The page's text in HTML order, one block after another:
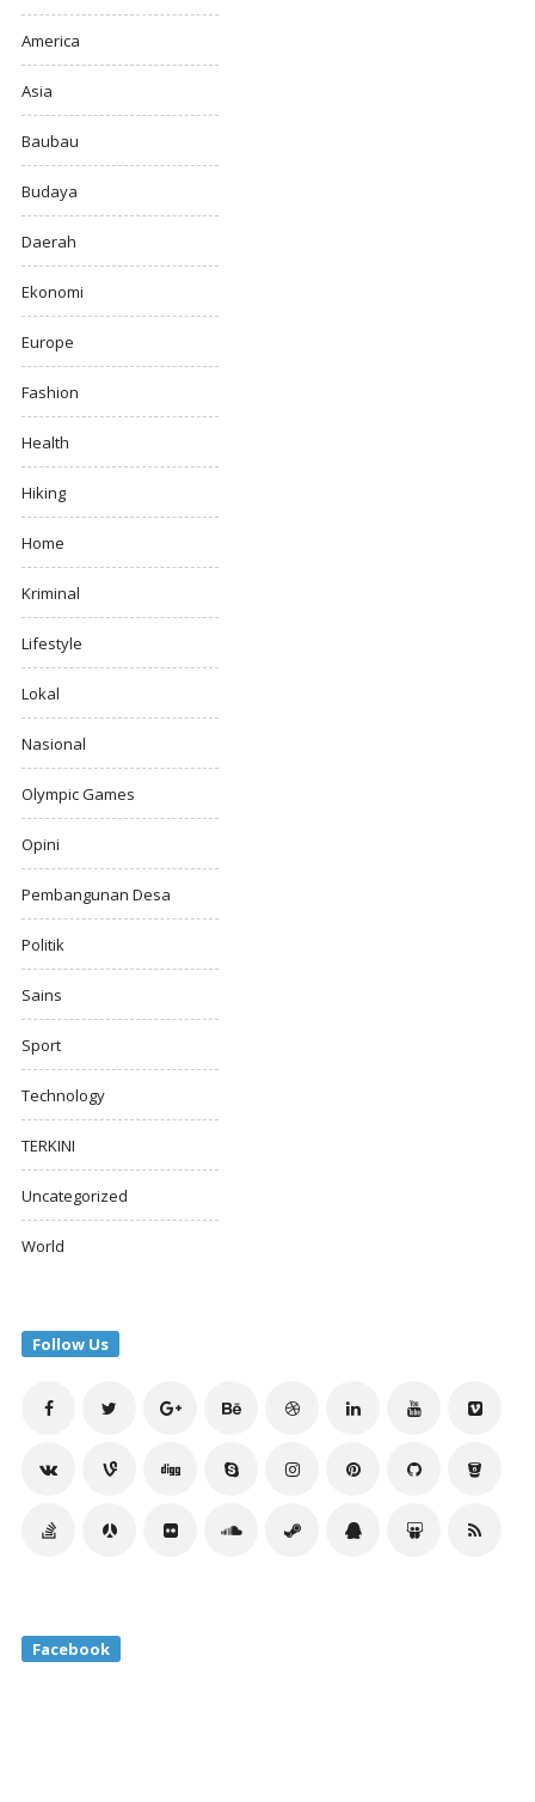
America
Asia
Baubau
Budaya
Daerah
Ekonomi
Europe
Fashion
Health
Hiking
Home
Kriminal
Lifestyle
Lokal
Nasional
Olympic Games
Opini
Pembangunan Desa
Politik
Sains
Sport
Technology
TERKINI
Uncategorized
World
Follow Us
Facebook